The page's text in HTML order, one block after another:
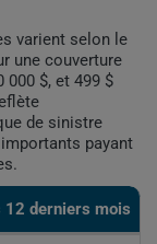
varient selon le
une couverture
000 $, et 499 $
de sinistre
payant
12 derniers mois